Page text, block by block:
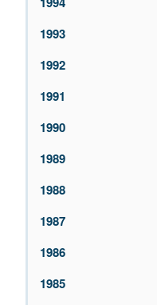
1993
1992
1991
1990
1989
1988
1987
1986
1985